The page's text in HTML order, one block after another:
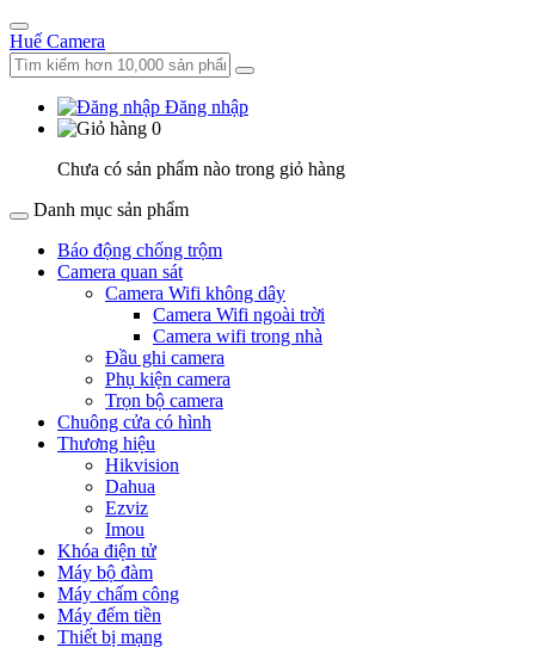
Huế Camera
Đăng nhập
0
Chưa có sản phẩm nào trong giỏ hàng
Danh mục sản phẩm
Báo động chống trộm
Camera quan sát
Camera Wifi không dây
Camera Wifi ngoài trời
Camera wifi trong nhà
Đầu ghi camera
Phụ kiện camera
Trọn bộ camera
Chuông cửa có hình
Thương hiệu
Hikvision
Dahua
Ezviz
Imou
Khóa điện tử
Máy bộ đàm
Máy chấm công
Máy đếm tiền
Thiết bị mạng